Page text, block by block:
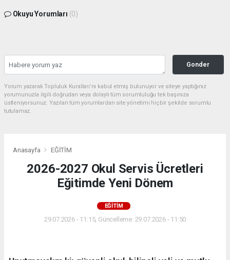
Okuyu Yorumları (0)
Gonder
Yorum yazarak Topluluk Kuralları’nı kabul etmiş bulunuyor ve siteye yaptığınız
yorumunuzla ilgili doğrudan veya dolaylı tüm sorumluluğu tek başınıza
üstleniyorsunuz. Yazılan tüm yorumlardan site yönetimi hiçbir şekilde sorumlu
tutulamaz.
Anasayfa EĞİTİM
2026-2027 Okul Servis Ücretleri
Eğitimde Yeni Dönem
EĞİTİM
29.07.2026 - 11:15, Güncelleme: 29.07.2026 - 11:50